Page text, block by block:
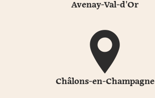
Avenay-Val-d'Or
Châlons-en-Champagne